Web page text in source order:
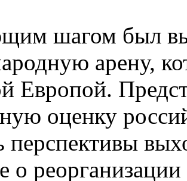
шагом был
арену,
Европой.
оценку
перспективы
о